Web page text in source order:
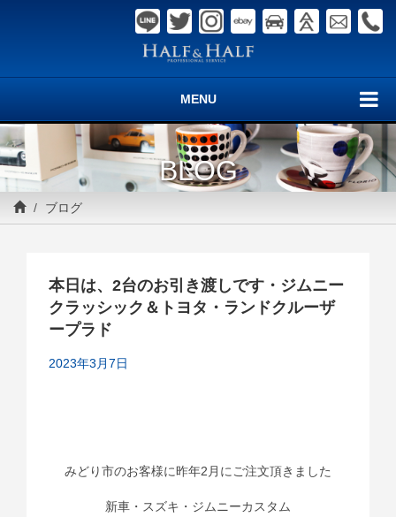
MENU
BLOG
ブログ
本日は、2台のお引き渡しです・ジムニー
クラッシック＆トヨタ・ランドクルーザ
ープラド
2023年3月7日
みどり市のお客様に昨年2月にご注文頂きました
新車・スズキ・ジムニーカスタム